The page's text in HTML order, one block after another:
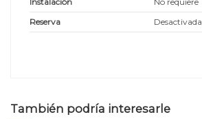
Reserva
Desactivada
También podría interesarle